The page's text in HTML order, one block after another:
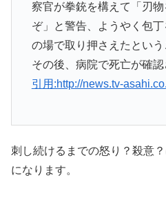
察官が拳銃を構えて「刃
ぞ」と警告、ようやく包
の場で取り押さえたとい
その後、病院で死亡が確認
引用:http://news.tv-
刺し続けるまでの怒り？殺意
になります。